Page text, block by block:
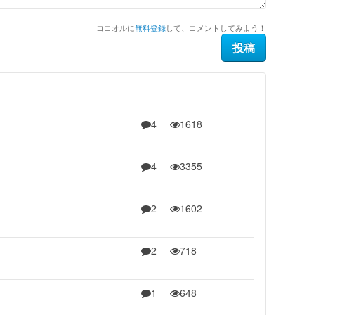
ココオルに無料登録して、コメントしてみよう！
4 1618
4 3355
2 1602
2 718
1 648